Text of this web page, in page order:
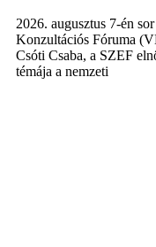
2026. augusztus 7-én
Konzultációs Fóruma
Csóti Csaba, a SZEF
témája a nemzeti